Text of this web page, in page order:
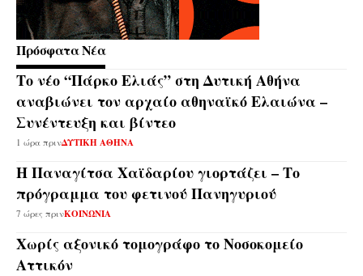
Πρόσφατα Νέα
Το νέο “Πάρκο Ελιάς” στη Δυτική Αθήνα
αναβιώνει τον αρχαίο αθηναϊκό Ελαιώνα –
Συνέντευξη και βίντεο
1 ώρα πρινΔΥΤΙΚΗ ΑΘΗΝΑ
Η Παναγίτσα Χαϊδαρίου γιορτάζει – Το
πρόγραμμα του φετινού Πανηγυριού
7 ώρες πρινΚΟΙΝΩΝΙΑ
Χωρίς αξονικό τομογράφο το Νοσοκομείο
Αττικόν